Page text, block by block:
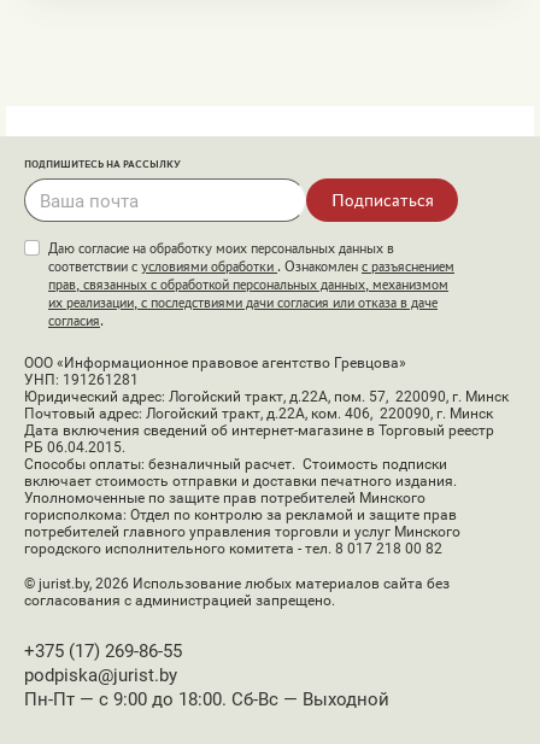
ПОДПИШИТЕСЬ НА РАССЫЛКУ
Подписаться
Даю согласие на обработку моих персональных данных в
соответствии с условиями обработки . Ознакомлен с разъяснением
прав, связанных с обработкой персональных данных, механизмом
их реализации, с последствиями дачи согласия или отказа в даче
согласия.
ООО «Информационное правовое агентство Гревцова»
УНП: 191261281
Юридический адрес: Логойский тракт, д.22А, пом. 57, 220090, г. Минск
Почтовый адрес: Логойский тракт, д.22А, ком. 406, 220090, г. Минск
Дата включения сведений об интернет-магазине в Торговый реестр
РБ 06.04.2015.
Способы оплаты: безналичный расчет. Стоимость подписки
включает стоимость отправки и доставки печатного издания.
Уполномоченные по защите прав потребителей Минского
горисполкома: Отдел по контролю за рекламой и защите прав
потребителей главного управления торговли и услуг Минского
городского исполнительного комитета - тел. 8 017 218 00 82
© jurist.by, 2026 Использование любых материалов сайта без
согласования с администрацией запрещено.
+375 (17) 269-86-55
podpiska@jurist.by
Пн-Пт — с 9:00 до 18:00. Сб-Вс — Выходной